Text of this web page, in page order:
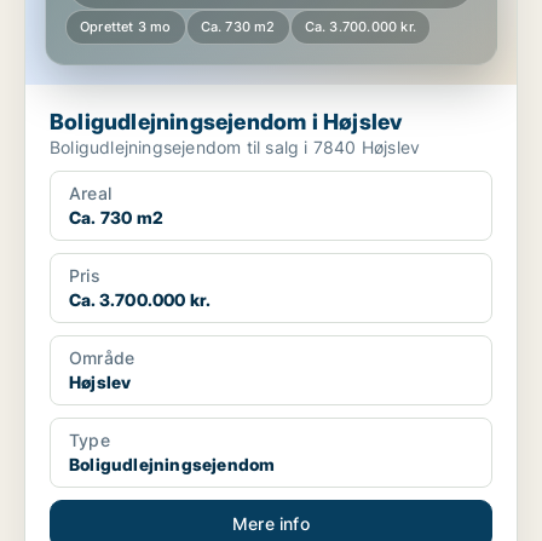
Oprettet 3 mo Ca. 730 m2 Ca. 3.700.000 kr.
Boligudlejningsejendom i Højslev
Boligudlejningsejendom til salg i 7840 Højslev
Areal
Ca. 730 m2
Pris
Ca. 3.700.000 kr.
Område
Højslev
Type
Boligudlejningsejendom
Mere info